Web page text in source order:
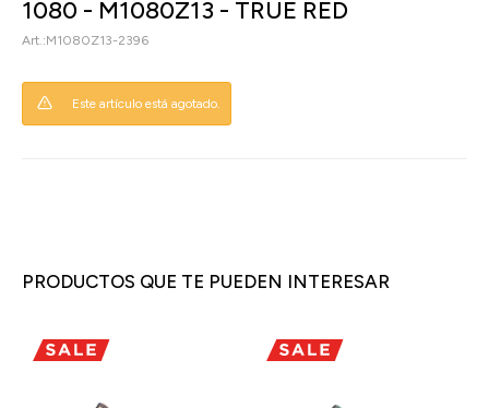
1080 - M1080Z13 - TRUE RED
M1080Z13-2396
Este artículo está agotado.
PRODUCTOS QUE TE PUEDEN INTERESAR